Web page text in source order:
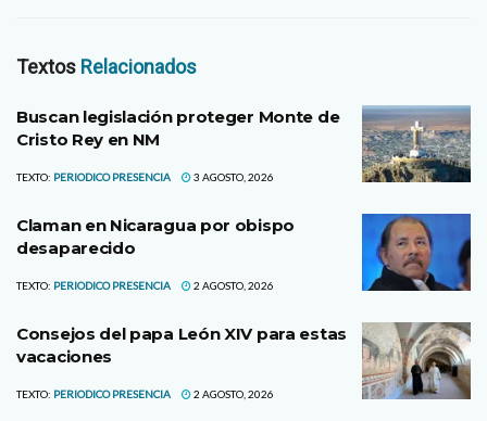
Textos Relacionados
Buscan legislación proteger Monte de
Cristo Rey en NM
TEXTO: PERIODICO PRESENCIA 3 AGOSTO, 2026
Claman en Nicaragua por obispo
desaparecido
TEXTO: PERIODICO PRESENCIA 2 AGOSTO, 2026
Consejos del papa León XIV para estas
vacaciones
TEXTO: PERIODICO PRESENCIA 2 AGOSTO, 2026